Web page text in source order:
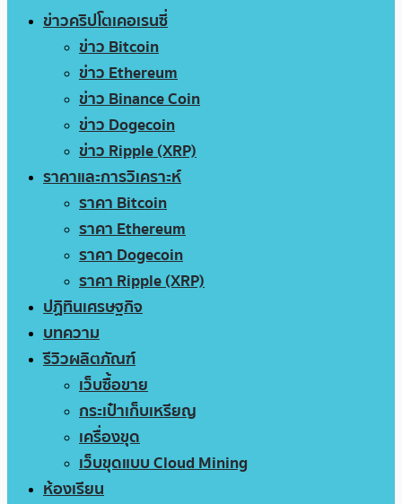
ข่าวคริปโตเคอเรนซี่
ข่าว Bitcoin
ข่าว Ethereum
ข่าว Binance Coin
ข่าว Dogecoin
ข่าว Ripple (XRP)
ราคาและการวิเคราะห์
ราคา Bitcoin
ราคา Ethereum
ราคา Dogecoin
ราคา Ripple (XRP)
ปฏิทินเศรษฐกิจ
บทความ
รีวิวผลิตภัณฑ์
เว็บซื้อขาย
กระเป๋าเก็บเหรียญ
เครื่องขุด
เว็บขุดแบบ Cloud Mining
ห้องเรียน